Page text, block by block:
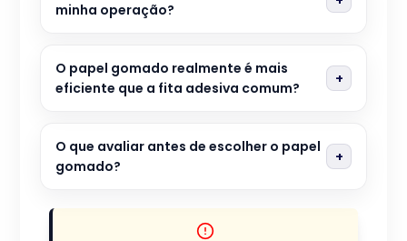
minha operação?
O papel gomado realmente é mais
eficiente que a fita adesiva comum?
O que avaliar antes de escolher o papel
gomado?